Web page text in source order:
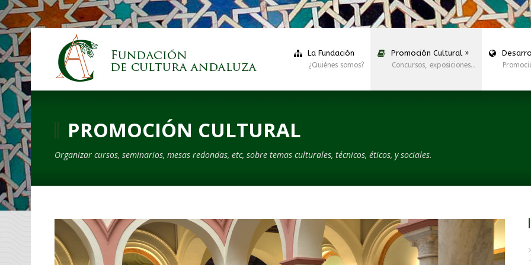
La Fundación
¿Quiénes somos?
Promoción Cultural»
Concursos, exposiciones…
PROMOCIÓN CULTURAL
Organizar cursos, seminarios, mesas redondas, etc, sobre temas culturales, técnicos, éticos, y sociales.